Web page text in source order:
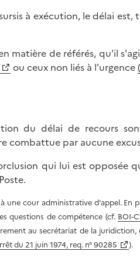
à exécution, le délai est,
matière de référés, qu'il
ou ceux non liés à l'urgence
du délai de recours
combattue par aucune
qui lui est opposée
cour administrative d'appel. En
questions de compétence (cf. BOI-
au secrétariat de la
du 21 juin 1974, req. n° 90285 ).